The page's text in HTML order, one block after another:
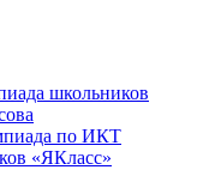
школьников
по ИКТ
«ЯКласс»